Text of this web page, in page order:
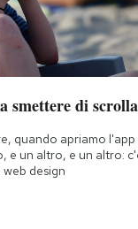
smettere di
quando apriamo l'app
e un altro, e un altro:
design